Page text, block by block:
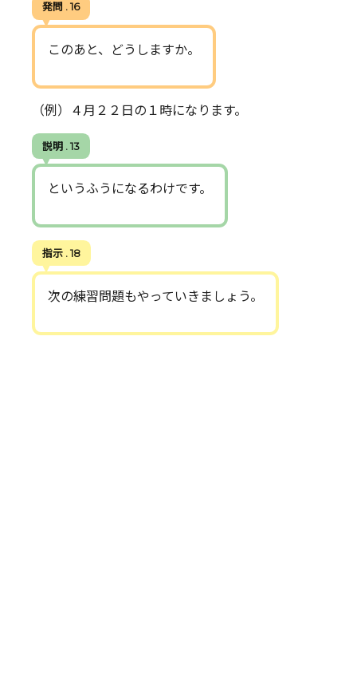
発問 . 16
このあと、どうしますか。
（例）４月２２日の１時になります。
説明 . 13
というふうになるわけです。
指示 . 18
次の練習問題もやっていきましょう。